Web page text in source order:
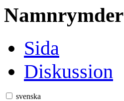
Namnrymder
Sida
Diskussion
svenska